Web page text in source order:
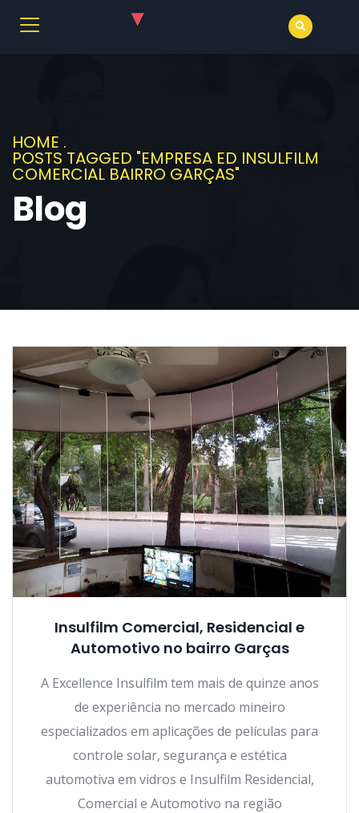
HOME .
POSTS TAGGED "EMPRESA ED INSULFILM
COMERCIAL BAIRRO GARÇAS"
Blog
Insulfilm Comercial, Residencial e
Automotivo no bairro Garças
A Excellence Insulfilm tem mais de quinze anos
de experiência no mercado mineiro
especializados em aplicações de películas para
controle solar, segurança e estética
automotiva em vidros e Insulfilm Residencial,
Comercial e Automotivo na região